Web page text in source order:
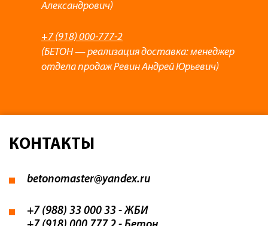
Александрович)
+7 (918) 000-777-2
(БЕТОН — реализация доставка: менеджер
отдела продаж Ревин Андрей Юрьевич)
КОНТАКТЫ
betonomaster@yandex.ru
+7 (988) 33 000 33 - ЖБИ